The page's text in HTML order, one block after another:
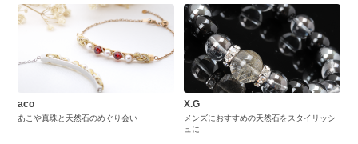
aco
あこや真珠と天然石のめぐり会い
X.G
メンズにおすすめの天然石をスタイリッシ
ュに